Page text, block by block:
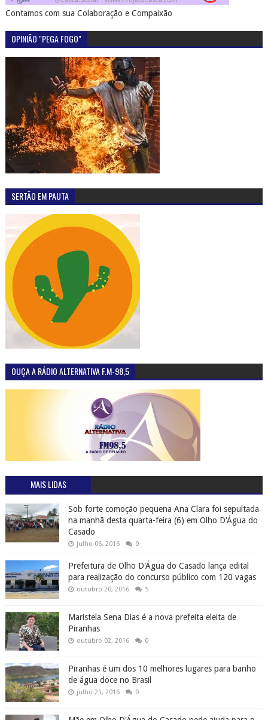
Contamos com sua Colaboração e Compaixão
OPINIÃO "PEGA FOGO"
SERTÃO EM PAUTA
OUÇA A RÁDIO ALTERNATIVA F.M-98,5
MAIS LIDAS
Sob forte comoção pequena Ana Clara foi sepultada
na manhã desta quarta-feira (6) em Olho D'Água do
Casado
julho 06, 2016 0
Prefeitura de Olho D'Água do Casado lança edital
para realização do concurso público com 120 vagas
outubro 20, 2016 5
Maristela Sena Dias é a nova prefeita eleita de
Piranhas
outubro 02, 2016 0
Piranhas é um dos 10 melhores lugares para banho
de água doce no Brasil
julho 21, 2016 0